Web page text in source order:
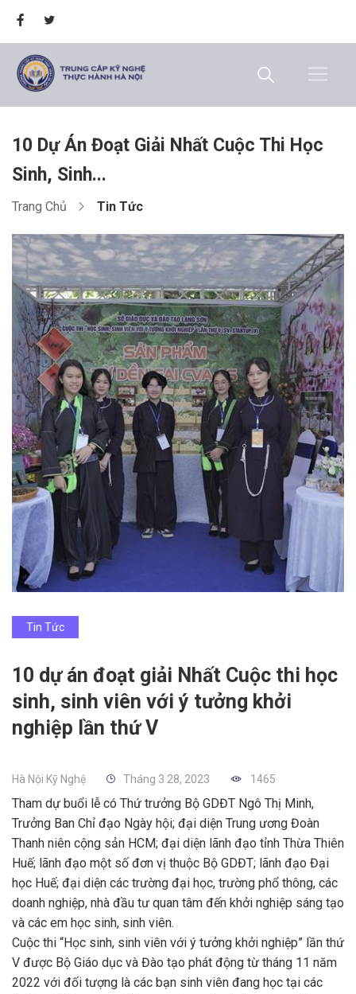
10 Dự Án Đoạt Giải Nhất Cuộc Thi Học
Sinh, Sinh...
Trang Chủ Tin Tức
Tin Tức
10 dự án đoạt giải Nhất Cuộc thi học
sinh, sinh viên với ý tưởng khởi
nghiệp lần thứ V
Hà Nội Kỹ Nghệ Tháng 3 28, 2023 1465
Tham dự buổi lễ có Thứ trưởng Bộ GDĐT Ngô Thị Minh,
Trưởng Ban Chỉ đạo Ngày hội; đại diện Trung ương Đoàn
Thanh niên cộng sản HCM; đại diện lãnh đạo tỉnh Thừa Thiên
Huế; lãnh đạo một số đơn vị thuộc Bộ GDĐT; lãnh đạo Đại
học Huế; đại diện các trường đại học, trường phổ thông, các
doanh nghiệp, nhà đầu tư quan tâm đến khởi nghiệp sáng tạo
và các em học sinh, sinh viên.
Cuộc thi “Học sinh, sinh viên với ý tưởng khởi nghiệp” lần thứ
V được Bộ Giáo dục và Đào tạo phát động từ tháng 11 năm
2022 với đối tượng là các bạn sinh viên đang học tại các